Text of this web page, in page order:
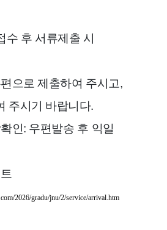
수 후 서류제출 시
으로 제출하여 주시고,
주시기 바랍니다.
인: 우편발송 후 익일
2026/gradu/jnu/2/service/arrival.htm